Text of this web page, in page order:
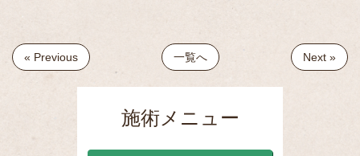
« Previous 一覧へ Next »
施術メニュー